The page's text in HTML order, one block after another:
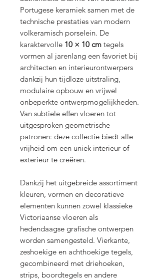
Portugese keramiek samen met de
technische prestaties van modern
volkeramisch porselein. De
karaktervolle 10 × 10 cm tegels
vormen al jarenlang een favoriet bij
architecten en interieurontwerpers
dankzij hun tijdloze uitstraling,
modulaire opbouw en vrijwel
onbeperkte ontwerpmogelijkheden.
Van subtiele effen vloeren tot
uitgesproken geometrische
patronen: deze collectie biedt alle
vrijheid om een uniek interieur of
exterieur te creëren.
Dankzij het uitgebreide assortiment
kleuren, vormen en decoratieve
elementen kunnen zowel klassieke
Victoriaanse vloeren als
hedendaagse grafische ontwerpen
worden samengesteld. Vierkante,
zeshoekige en achthoekige tegels,
gecombineerd met driehoeken,
strips, boordtegels en andere